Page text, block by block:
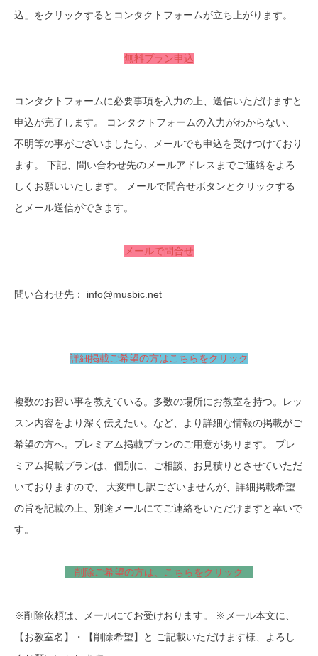
込」をクリックするとコンタクトフォームが立ち上がります。
無料プラン申込
コンタクトフォームに必要事項を入力の上、送信いただけますと
申込が完了します。 コンタクトフォームの入力がわからない、
不明等の事がございましたら、メールでも申込を受けつけており
ます。 下記、問い合わせ先のメールアドレスまでご連絡をよろ
しくお願いいたします。 メールで問合せボタンとクリックする
とメール送信ができます。
メールで問合せ
問い合わせ先： info@musbic.net
詳細掲載ご希望の方はこちらをクリック
複数のお習い事を教えている。多数の場所にお教室を持つ。レッ
スン内容をより深く伝えたい。など、より詳細な情報の掲載がご
希望の方へ。プレミアム掲載プランのご用意があります。 プレ
ミアム掲載プランは、個別に、ご相談、お見積りとさせていただ
いておりますので、 大変申し訳ございませんが、詳細掲載希望
の旨を記載の上、別途メールにてご連絡をいただけますと幸いで
す。
削除ご希望の方は、こちらをクリック
※削除依頼は、メールにてお受けおります。 ※メール本文に、
【お教室名】・【削除希望】と ご記載いただけます様、よろし